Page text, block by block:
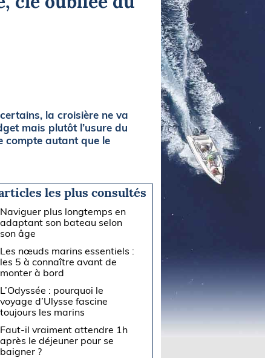
la croisière ne va
mais plutôt l’usure du
compte autant que le
les plus consultés
Naviguer plus longtemps en
adaptant son bateau selon
son âge
Les nœuds marins essentiels :
les 5 à connaître avant de
monter à bord
L’Odyssée : pourquoi le
voyage d’Ulysse fascine
toujours les marins
Faut-il vraiment attendre 1h
après le déjeuner pour se
baigner ?